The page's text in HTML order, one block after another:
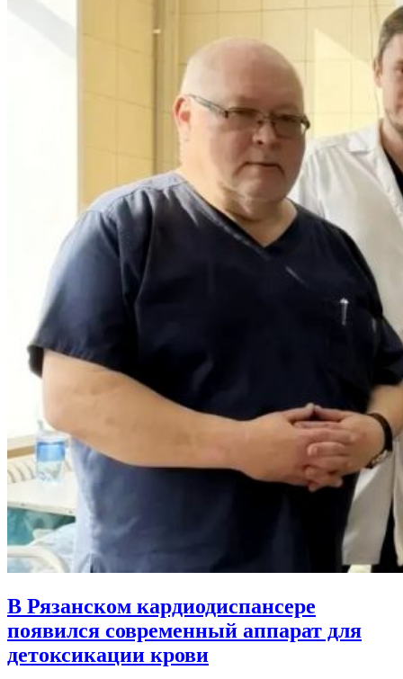
В Рязанском кардиодиспансере
появился современный аппарат для
детоксикации крови